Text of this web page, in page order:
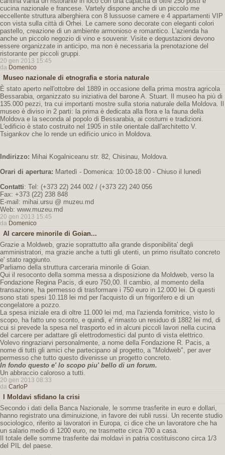
cucina nazionale e francese. Vartely dispone anche di un piccolo me
eccellente struttura alberghiera con 8 lussuose camere e 4 appartamenti VIP
con vista sulla città di Orhei. Le camere sono decorate con eleganti colori
pastello, creazione di un ambiente armonioso e romantico. L'azienda ha
anche un piccolo negozio di vino e souvenir. Visite e degustazioni devono
essere organizzate in anticipo, ma non è necessaria la prenotazione del
ristorante per piccoli gruppi.
20 gen 2013 15:45
da Domenico
Museo nazionale di etnografia e storia naturale
È stato aperto nell'ottobre del 1889 in occasione della prima mostra agricola
Bessarabia, organizzato su iniziativa del barone A. Stuart. Il museo ha più di
135.000 pezzi, tra cui importanti mostre sulla storia naturale della Moldova. Il
museo è diviso in 2 parti: la prima è dedicata alla flora e la fauna della
Moldova e la seconda al popolo di Bessarabia, ai costumi e tradizioni.
L'edificio è stato costruito nel 1905 in stile orientale dall'architetto V.
Tsigankov che lo rende un edificio unico in Moldova.
Indirizzo: Mihai Kogalniceanu str. 82, Chisinau, Moldova.
Orari di apertura: Martedì - Domenica: 10:00-18:00 - Chiuso il lunedì
Contatti: Tel: (+373 22) 244 002 / (+373 22) 240 056
Fax: +373 (22) 238 848
E-mail: mihai.ursu @ muzeu.md
Web: www.muzeu.md
20 gen 2013 15:45
da Domenico
Al carcere minorile di Goian...
Grazie a Moldweb, grazie soprattutto alla grande disponibilita' degli
amministratori, ma grazie anche a tutti gli utenti, un primo risultato concreto
e' stato raggiunto.
Parliamo della struttura carceraria minorile di Goian.
Qui il resoconto della somma messa a disposizione da Moldweb, verso la
Fondazione Regina Pacis, di euro 750,00. Il cambio, al momento della
transazione, ha permesso di trasformare i 750 euro in 12.000 lei. Di questi
sono stati spesi 10.118 lei md per l'acquisto di un frigorifero e di un
congelatore a pozzo.
La spesa iniziale era di oltre 11.000 lei md, ma l'azienda fornitrice, visto lo
scopo, ha fatto uno sconto, e quindi, e' rimasto un residuo di 1882 lei md, di
cui si prevede la spesa nel trasporto ed in alcuni piccoli lavori nella cucina
del carcere per adattare gli elettrodomestici dal punto di vista elettrico.
Volevo ringraziarvi personalmente, a nome della Fondazione R. Pacis, a
nome di tutti gli amici che partecipano al progetto, a "Moldweb", per aver
permesso che tutto questo divenisse un progetto concreto.
In fondo questo e' lo scopo piu' bello di un forum.
Un abbraccio caloroso a tutti.
20 gen 2013 08:33
da CarloP
I Moldavi sfidano la crisi
Secondo i dati della Banca Nazionale, le somme trasferite in euro e dollari,
hanno registrato una diminuizione, in favore dei rubli russi. Un recente studio
sociologico, riferito ai lavoratori in Europa, ci dice che un lavoratore che ha
un salario medio di 1200 euro, ne trasmette circa 700 a casa.
Il totale delle somme trasferite dai moldavi in patria costituiscono circa 1/3
del PIL del paese.